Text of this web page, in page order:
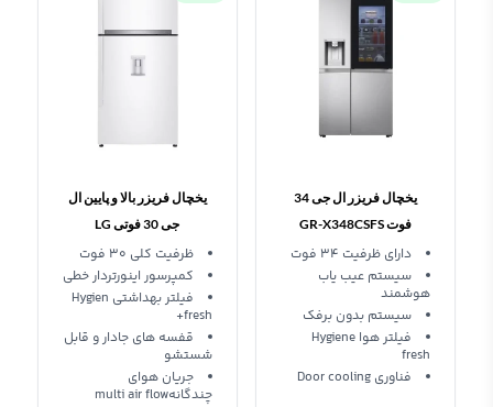
یخچال فریزر ال جی 34
فوت GR-X348CSFS
دارای ظرفیت 34 فوت
سیستم عیب یاب
هوشمند
سیستم بدون برفک
فیلتر هوا Hygiene
fresh
فناوری Door cooling
یخچال فریزر بالا و پایین ال
جی 30 فوتی LG
Refrigerator GF-882
ظرفیت کلی 30 فوت
کمپرسور اینورتردار خطی
فیلتر بهداشتی Hygien
fresh+
قفسه های جادار و قابل
شستشو
جریان هوای
چندگانهmulti air flow